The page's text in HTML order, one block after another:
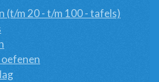
(t/m 20 - t/m 100 - tafels)